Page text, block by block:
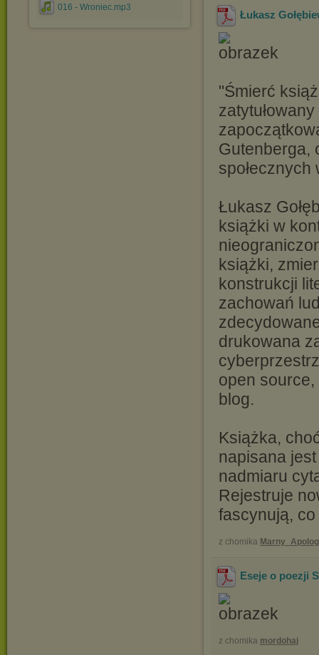
016 - Wroniec.mp3
Łukasz
"Śmierć
Gutenberga,
społecznych
Łukasz
książki w
książki,
konstrukcji
zachowań
drukowana
open
blog.
Książka,
napisana
nadmiaru
Rejestruje
fascynują,
z chomika
Eseje o poezji
z chomika mordohaj